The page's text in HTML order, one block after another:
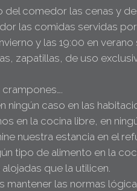
del comedor las cenas y
las comidas servidas
y las 19:00 en
zapatillas, de uso
ningún caso en las
en la cocina libre, en
nuestra estancia en el
tipo de alimento en la
que la utilicen.
las normas